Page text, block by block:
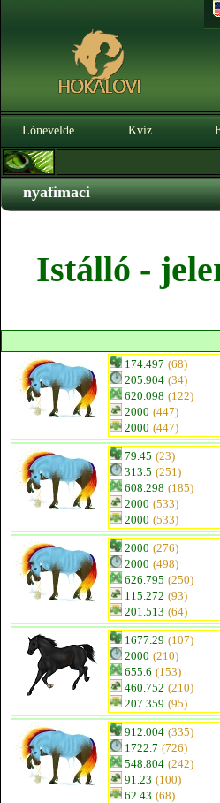
Lónevelde Kvíz
nyafimaci
Istálló -
174.497 (68)
205.904 (34)
620.098 (122)
2000 (447)
2000 (447)
79.45 (23)
313.5 (251)
608.298 (185)
2000 (533)
2000 (533)
2000 (276)
2000 (498)
626.795 (250)
115.272 (93)
201.513 (64)
1677.29 (107)
2000 (210)
655.6 (153)
460.752 (210)
207.359 (95)
912.004 (335)
1722.7 (726)
548.804 (242)
91.23 (100)
62.43 (68)